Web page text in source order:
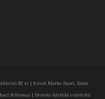
B2 ry | Kuvat Marko Saari, Sami
Peltomaa | Sivusto käyttää evästeitä